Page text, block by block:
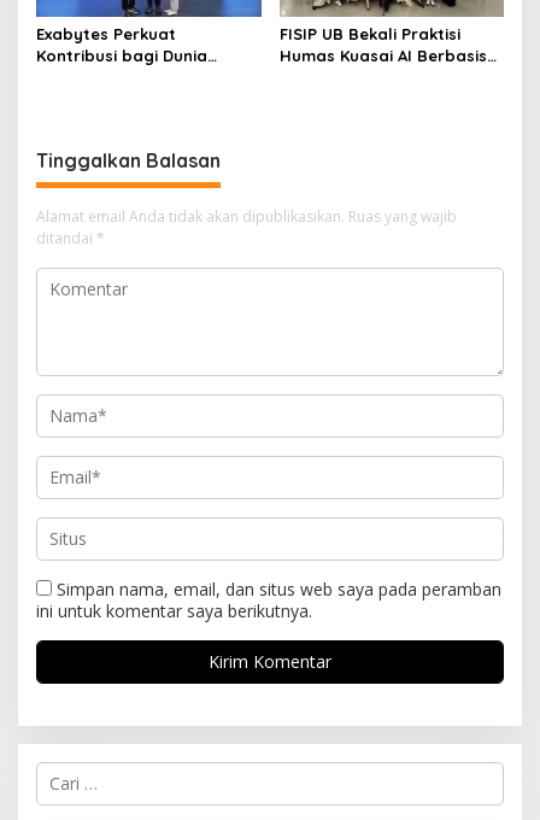
Exabytes Perkuat
Kontribusi bagi Dunia
FISIP UB Bekali Praktisi
Humas Kuasai AI Berbasis
Tinggalkan Balasan
Alamat email Anda tidak akan dipublikasikan. Ruas yang wajib
ditandai *
Simpan nama, email, dan situs web saya pada peramban
ini untuk komentar saya berikutnya.
C